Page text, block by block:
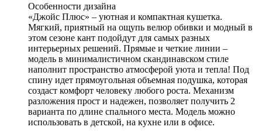
Особенности дизайна
«Джойс Плюс» – уютная и компактная кушетка.
Мягкий, приятный на ощупь велюр обивки и модный в
этом сезоне кант подойдут для самых разных
интерьерных решений. Прямые и четкие линии –
модель в минималистичном скандинавском стиле
наполнит пространство атмосферой уюта и тепла! Под
спину идет прямоугольная объемная подушка, которая
создаст комфорт человеку любого роста. Механизм
разложения прост и надежен, позволяет получить 2
варианта по длине спального места. Модель можно
использовать в детской, на кухне или в офисе.